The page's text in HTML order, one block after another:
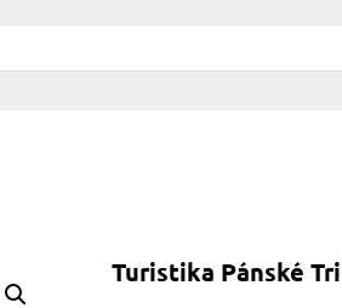
Turistika Pánské